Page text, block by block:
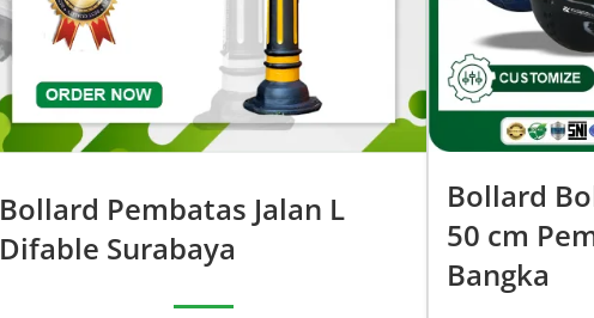
Bollard Pembatas Jalan L
Difable Surabaya
Bollard
50 cm
Bangka